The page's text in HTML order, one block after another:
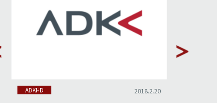
ADKHD 2018.2.20